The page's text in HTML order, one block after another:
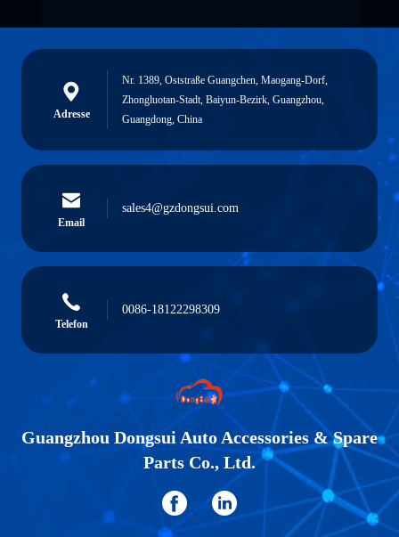
Adresse
Nr. 1389, Oststraße Guangchen, Maogang-Dorf,
Zhongluotan-Stadt, Baiyun-Bezirk, Guangzhou,
Guangdong, China
Email
sales4@gzdongsui.com
Telefon
0086-18122298309
Guangzhou Dongsui Auto Accessories & Spare
Parts Co., Ltd.